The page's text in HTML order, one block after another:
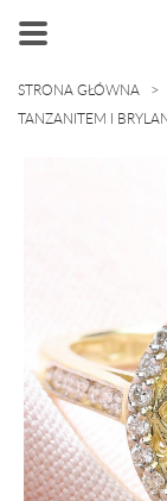
STRONA GŁÓWNA >
TANZANITEM I